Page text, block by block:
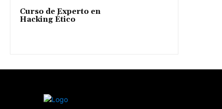
Curso de Experto en
Hacking Ético